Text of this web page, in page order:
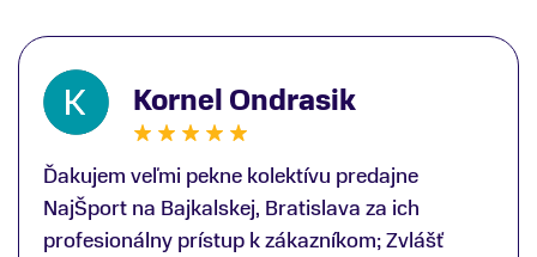
Kornel Ondrasik
Ďakujem veľmi pekne kolektívu predajne
NajŠport na Bajkalskej, Bratislava za ich
profesionálny prístup k zákazníkom; Zvlášť